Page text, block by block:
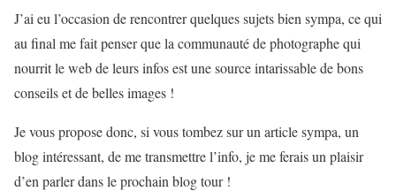
J’ai eu l’occasion de rencontrer quelques sujets bien sympa, ce qui
au final me fait penser que la communauté de photographe qui
nourrit le web de leurs infos est une source intarissable de bons
conseils et de belles images !
Je vous propose donc, si vous tombez sur un article sympa, un
blog intéressant, de me transmettre l’info, je me ferais un plaisir
d’en parler dans le prochain blog tour !